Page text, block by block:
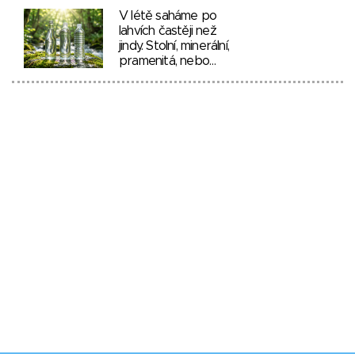
V létě saháme po
lahvích častěji než
jindy. Stolní, minerální,
pramenitá, nebo…